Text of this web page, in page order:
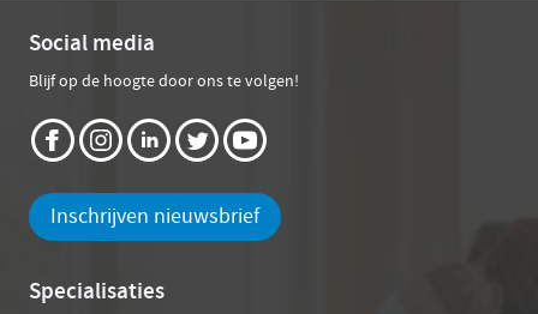
Social media
Blijf op de hoogte door ons te volgen!
Inschrijven nieuwsbrief
Specialisaties